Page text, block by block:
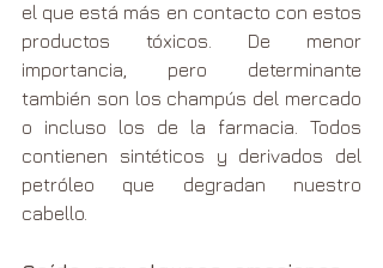
el que está más en contacto con estos
productos tóxicos. De menor
importancia, pero determinante
también son los champús del mercado
o incluso los de la farmacia. Todos
contienen sintéticos y derivados del
petróleo que degradan nuestro
cabello.